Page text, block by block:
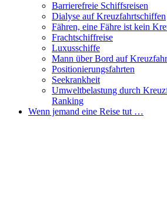
Barrierefreie Schiffsreisen
Dialyse auf Kreuzfahrtschiffen
Fähren, eine Fähre ist kein
Frachtschiffreise
Luxusschiffe
Mann über Bord auf
Positionierungsfahrten
Seekrankheit
Umweltbelastung durch
Ranking
Wenn jemand eine Reise tut …